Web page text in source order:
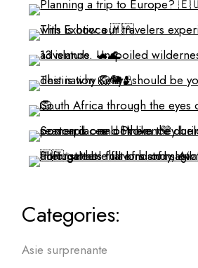
Categories:
Asie surprenante